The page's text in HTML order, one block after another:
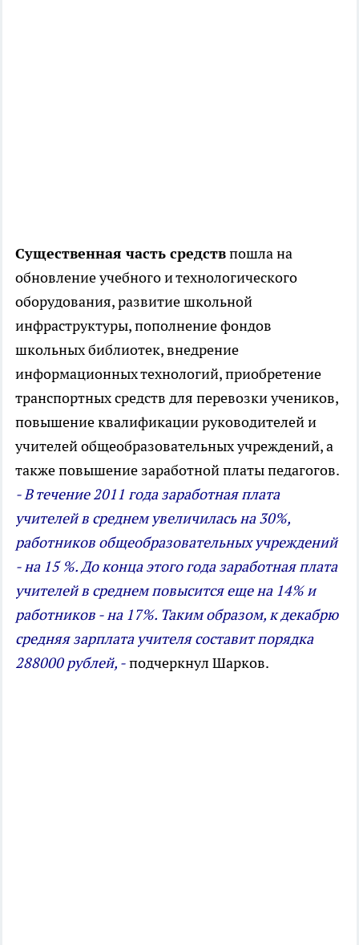
Существенная часть средствпошла на
обновление учебного и технологического
оборудования, развитие школьной
инфраструктуры, пополнение фондов
школьных библиотек, внедрение
информационных технологий, приобретение
транспортных средств для перевозки учеников,
повышение квалификации руководителей и
учителей общеобразовательных учреждений, а
также повышение заработной платы педагогов.
- В течение 2011 года заработная плата
учителей в среднем увеличилась на 30%,
работников общеобразовательных учреждений
- на 15 %. До конца этого года заработная плата
учителей в среднем повысится еще на 14% и
работников - на 17%. Таким образом, к декабрю
средняя зарплата учителя составит порядка
288000 рублей, -подчеркнул Шарков.